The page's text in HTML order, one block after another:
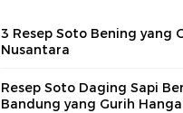
3 Resep Soto Bening yang
Nusantara
Resep Soto Daging Sapi
Bandung yang Gurih